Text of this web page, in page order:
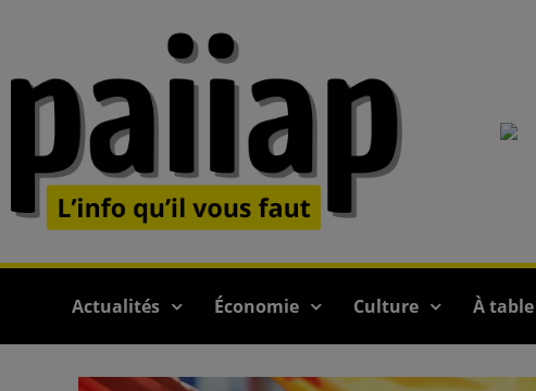
Actualités Économie Culture À table